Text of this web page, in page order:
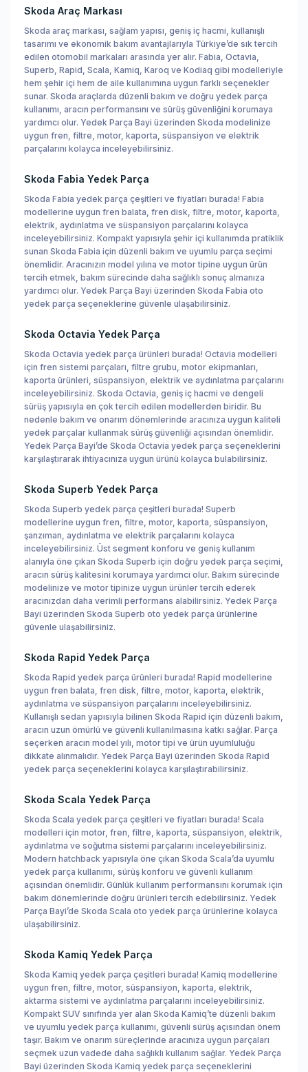
Skoda Araç Markası
Skoda araç markası, sağlam yapısı, geniş iç hacmi, kullanışlı
tasarımı ve ekonomik bakım avantajlarıyla Türkiye’de sık tercih
edilen otomobil markaları arasında yer alır. Fabia, Octavia,
Superb, Rapid, Scala, Kamiq, Karoq ve Kodiaq gibi modelleriyle
hem şehir içi hem de aile kullanımına uygun farklı seçenekler
sunar. Skoda araçlarda düzenli bakım ve doğru yedek parça
kullanımı, aracın performansını ve sürüş güvenliğini korumaya
yardımcı olur. Yedek Parça Bayi üzerinden Skoda modelinize
uygun fren, filtre, motor, kaporta, süspansiyon ve elektrik
parçalarını kolayca inceleyebilirsiniz.
Skoda Fabia Yedek Parça
Skoda Fabia yedek parça çeşitleri ve fiyatları burada! Fabia
modellerine uygun fren balata, fren disk, filtre, motor, kaporta,
elektrik, aydınlatma ve süspansiyon parçalarını kolayca
inceleyebilirsiniz. Kompakt yapısıyla şehir içi kullanımda pratiklik
sunan Skoda Fabia için düzenli bakım ve uyumlu parça seçimi
önemlidir. Aracınızın model yılına ve motor tipine uygun ürün
tercih etmek, bakım sürecinde daha sağlıklı sonuç almanıza
yardımcı olur. Yedek Parça Bayi üzerinden Skoda Fabia oto
yedek parça seçeneklerine güvenle ulaşabilirsiniz.
Skoda Octavia Yedek Parça
Skoda Octavia yedek parça ürünleri burada! Octavia modelleri
için fren sistemi parçaları, filtre grubu, motor ekipmanları,
kaporta ürünleri, süspansiyon, elektrik ve aydınlatma parçalarını
inceleyebilirsiniz. Skoda Octavia, geniş iç hacmi ve dengeli
sürüş yapısıyla en çok tercih edilen modellerden biridir. Bu
nedenle bakım ve onarım dönemlerinde aracınıza uygun kaliteli
yedek parçalar kullanmak sürüş güvenliği açısından önemlidir.
Yedek Parça Bayi’de Skoda Octavia yedek parça seçeneklerini
karşılaştırarak ihtiyacınıza uygun ürünü kolayca bulabilirsiniz.
Skoda Superb Yedek Parça
Skoda Superb yedek parça çeşitleri burada! Superb
modellerine uygun fren, filtre, motor, kaporta, süspansiyon,
şanzıman, aydınlatma ve elektrik parçalarını kolayca
inceleyebilirsiniz. Üst segment konforu ve geniş kullanım
alanıyla öne çıkan Skoda Superb için doğru yedek parça seçimi,
aracın sürüş kalitesini korumaya yardımcı olur. Bakım sürecinde
modelinize ve motor tipinize uygun ürünler tercih ederek
aracınızdan daha verimli performans alabilirsiniz. Yedek Parça
Bayi üzerinden Skoda Superb oto yedek parça ürünlerine
güvenle ulaşabilirsiniz.
Skoda Rapid Yedek Parça
Skoda Rapid yedek parça ürünleri burada! Rapid modellerine
uygun fren balata, fren disk, filtre, motor, kaporta, elektrik,
aydınlatma ve süspansiyon parçalarını inceleyebilirsiniz.
Kullanışlı sedan yapısıyla bilinen Skoda Rapid için düzenli bakım,
aracın uzun ömürlü ve güvenli kullanılmasına katkı sağlar. Parça
seçerken aracın model yılı, motor tipi ve ürün uyumluluğu
dikkate alınmalıdır. Yedek Parça Bayi üzerinden Skoda Rapid
yedek parça seçeneklerini kolayca karşılaştırabilirsiniz.
Skoda Scala Yedek Parça
Skoda Scala yedek parça çeşitleri ve fiyatları burada! Scala
modelleri için motor, fren, filtre, kaporta, süspansiyon, elektrik,
aydınlatma ve soğutma sistemi parçalarını inceleyebilirsiniz.
Modern hatchback yapısıyla öne çıkan Skoda Scala’da uyumlu
yedek parça kullanımı, sürüş konforu ve güvenli kullanım
açısından önemlidir. Günlük kullanım performansını korumak için
bakım dönemlerinde doğru ürünleri tercih edebilirsiniz. Yedek
Parça Bayi’de Skoda Scala oto yedek parça ürünlerine kolayca
ulaşabilirsiniz.
Skoda Kamiq Yedek Parça
Skoda Kamiq yedek parça çeşitleri burada! Kamiq modellerine
uygun fren, filtre, motor, süspansiyon, kaporta, elektrik,
aktarma sistemi ve aydınlatma parçalarını inceleyebilirsiniz.
Kompakt SUV sınıfında yer alan Skoda Kamiq’te düzenli bakım
ve uyumlu yedek parça kullanımı, güvenli sürüş açısından önem
taşır. Bakım ve onarım süreçlerinde aracınıza uygun parçaları
seçmek uzun vadede daha sağlıklı kullanım sağlar. Yedek Parça
Bayi üzerinden Skoda Kamiq yedek parça seçeneklerini